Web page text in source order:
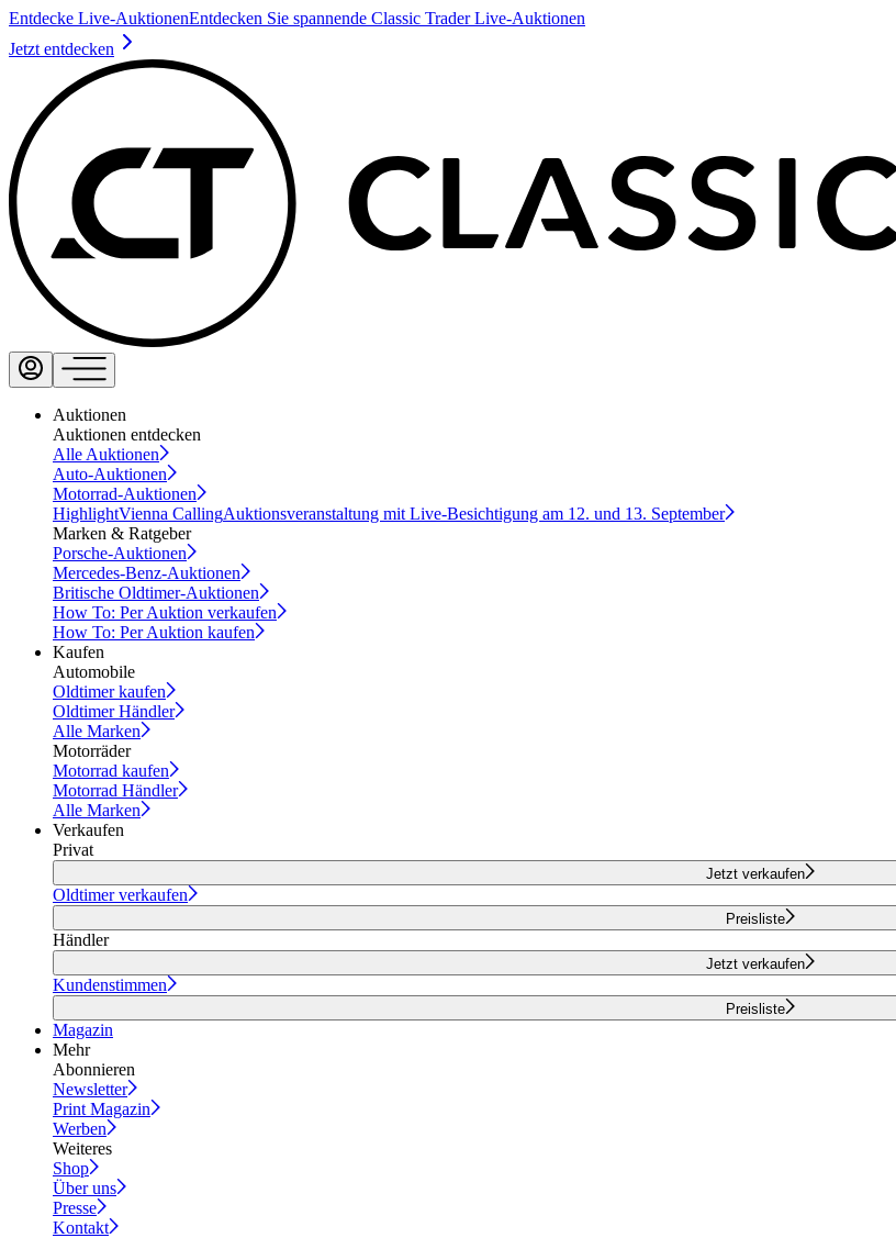
Entdecke Live-AuktionenEntdecken Sie spannende Classic Trader Live-Auktionen
Jetzt entdecken
Auktionen
Auktionen entdecken
Alle Auktionen
Auto-Auktionen
Motorrad-Auktionen
HighlightVienna CallingAuktionsveranstaltung mit Live-Besichtigung am 12. und 13. September
Marken & Ratgeber
Porsche-Auktionen
Mercedes-Benz-Auktionen
Britische Oldtimer-Auktionen
How To: Per Auktion verkaufen
How To: Per Auktion kaufen
Kaufen
Automobile
Oldtimer kaufen
Oldtimer Händler
Alle Marken
Motorräder
Motorrad kaufen
Motorrad Händler
Alle Marken
Verkaufen
Privat
Jetzt verkaufen
Oldtimer verkaufen
Preisliste
Händler
Jetzt verkaufen
Kundenstimmen
Preisliste
Magazin
Mehr
Abonnieren
Newsletter
Print Magazin
Werben
Weiteres
Shop
Über uns
Presse
Kontakt